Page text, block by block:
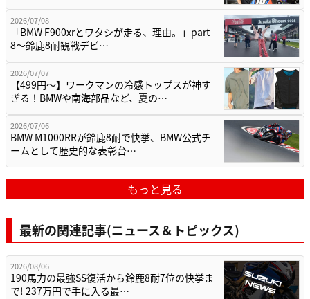
2026/07/08
「BMW F900xrとワタシが走る、理由。」part
8〜鈴鹿8耐観戦デビ…
2026/07/07
【499円〜】ワークマンの冷感トップスが神す
ぎる！BMWや南海部品など、夏の…
2026/07/06
BMW M1000RRが鈴鹿8耐で快挙、BMW公式チ
ームとして歴史的な表彰台…
もっと見る
最新の関連記事(ニュース＆トピックス)
2026/08/06
190馬力の最強SS復活から鈴鹿8耐7位の快挙ま
で! 237万円で手に入る最…